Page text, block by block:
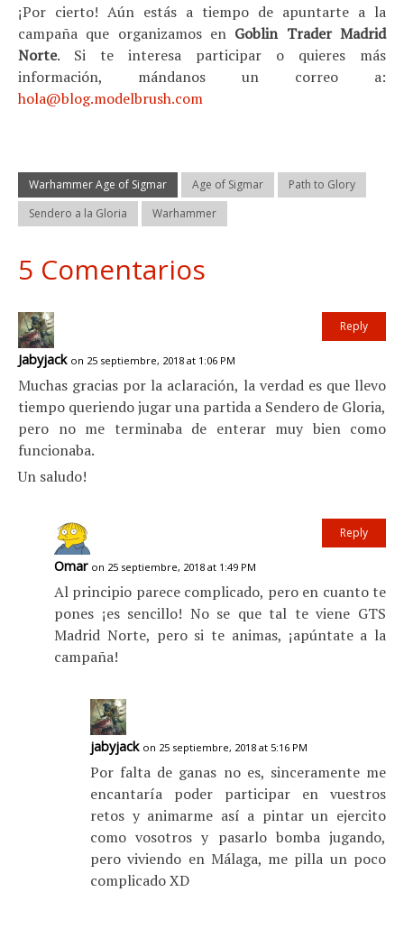
¡Por cierto! Aún estás a tiempo de apuntarte a la
campaña que organizamos en Goblin Trader Madrid
Norte. Si te interesa participar o quieres más
información, mándanos un correo a:
hola@blog.modelbrush.com
Warhammer Age of Sigmar Age of Sigmar
Path to Glory
Sendero a la Gloria
Warhammer
5 Comentarios
Jabyjack on 25 septiembre, 2018 at 1:06 PM
Muchas gracias por la aclaración, la verdad es que llevo
tiempo queriendo jugar una partida a Sendero de Gloria,
pero no me terminaba de enterar muy bien como
funcionaba.
Un saludo!
Reply
Omar on 25 septiembre, 2018 at 1:49 PM
Al principio parece complicado, pero en cuanto te
pones ¡es sencillo! No se que tal te viene GTS
Madrid Norte, pero si te animas, ¡apúntate a la
campaña!
Reply
jabyjack on 25 septiembre, 2018 at 5:16 PM
Por falta de ganas no es, sinceramente me
encantaría poder participar en vuestros
retos y animarme así a pintar un ejercito
como vosotros y pasarlo bomba jugando,
pero viviendo en Málaga, me pilla un poco
complicado XD